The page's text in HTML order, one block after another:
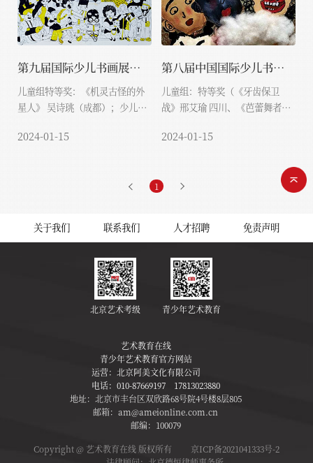
第九届国际少儿书画展示活动获奖...
儿童组特等奖：《机灵古怪的外
星人》 吴诗珧（成都）；少儿组
2024-01-15
第八届中国国际少儿书画展示活动
儿童组：特等奖（《牙齿保卫
战》邢艾瑜 四川、《芭蕾舞者》
2024-01-15
1
关于我们 联系我们 人才招聘 免责声明
北京艺术考级 青少年艺术教育
艺术教育在线
青少年艺术教育官方网站
运营： 北京阿美文化有限公司
电话： 010-87669197 17813023880
地址：北京市丰台区双欣路68号院4号楼8层805
邮箱：am@ameionline.com.cn
邮编：100079
Copyright @ 艺术教育在线 版权所有
京ICP备2021041333号-2